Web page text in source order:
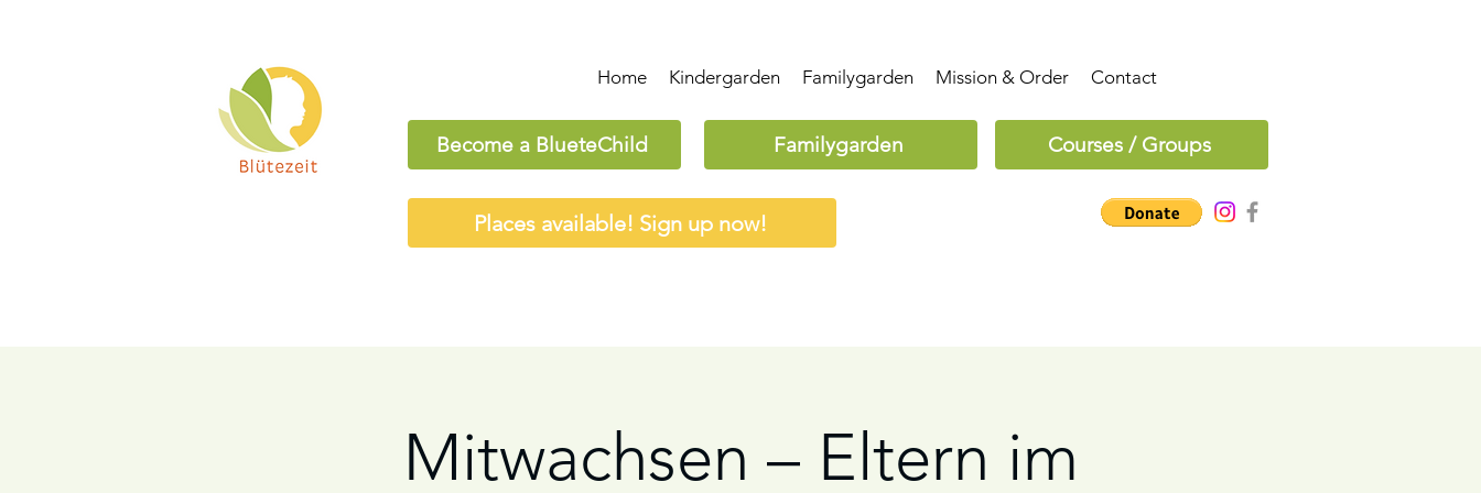
Home Kindergarden Familygarden Mission & Order Contact
Become a BlueteChild Familygarden Courses / Groups
Places available! Sign up now!
Mitwachsen – Eltern im